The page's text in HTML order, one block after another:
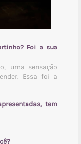
Foi a sua
uma sensação
Essa foi a
tem